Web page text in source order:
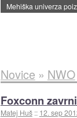
Mehiška univerza
Novice » NWO
Foxconn
Matej Huš :: 12. sep